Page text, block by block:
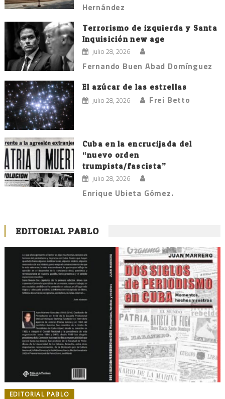
Hernández
Terrorismo de izquierda y Santa
Inquisición new age
julio 28, 2026
Fernando Buen Abad Domínguez
El azúcar de las estrellas
julio 28, 2026 Frei Betto
Cuba en la encrucijada del
“nuevo orden
trumpista/fascista”
julio 28, 2026
Enrique Ubieta Gómez.
EDITORIAL PABLO
EDITORIAL PABLO